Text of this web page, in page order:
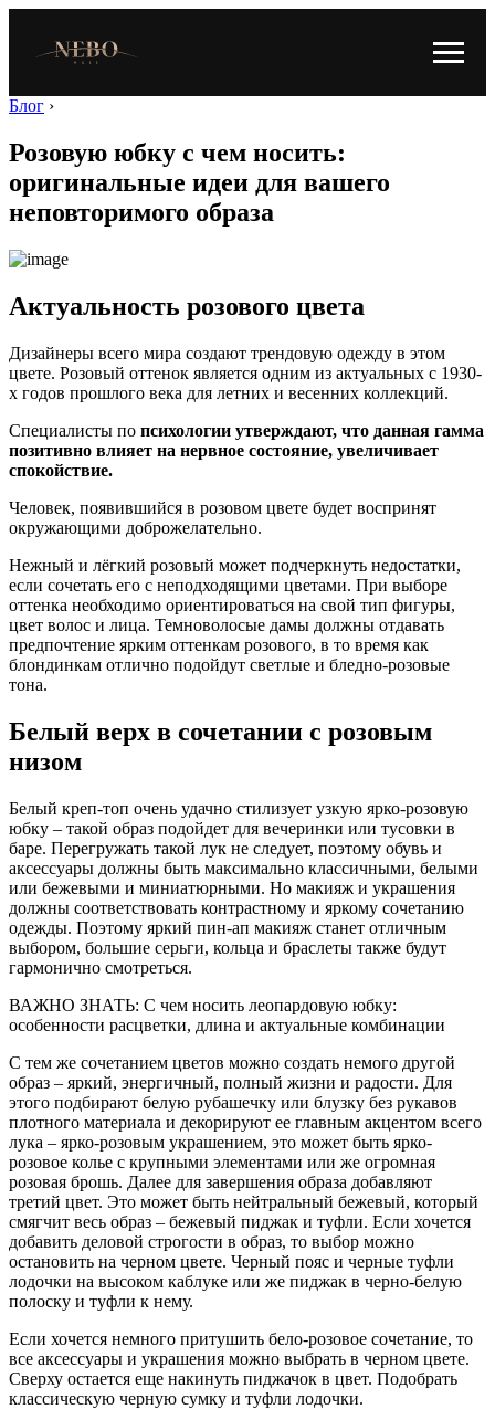
Блог ›
Розовую юбку с чем носить:
оригинальные идеи для вашего
неповторимого образа
Актуальность розового цвета
Дизайнеры всего мира создают трендовую одежду в этом
цвете. Розовый оттенок является одним из актуальных с 1930-
х годов прошлого века для летних и весенних коллекций.
Специалисты по психологии утверждают, что данная гамма
позитивно влияет на нервное состояние, увеличивает
спокойствие.
Человек, появившийся в розовом цвете будет воспринят
окружающими доброжелательно.
Нежный и лёгкий розовый может подчеркнуть недостатки,
если сочетать его с неподходящими цветами. При выборе
оттенка необходимо ориентироваться на свой тип фигуры,
цвет волос и лица. Темноволосые дамы должны отдавать
предпочтение ярким оттенкам розового, в то время как
блондинкам отлично подойдут светлые и бледно-розовые
тона.
Белый верх в сочетании с розовым
низом
Белый креп-топ очень удачно стилизует узкую ярко-розовую
юбку – такой образ подойдет для вечеринки или тусовки в
баре. Перегружать такой лук не следует, поэтому обувь и
аксессуары должны быть максимально классичными, белыми
или бежевыми и миниатюрными. Но макияж и украшения
должны соответствовать контрастному и яркому сочетанию
одежды. Поэтому яркий пин-ап макияж станет отличным
выбором, большие серьги, кольца и браслеты также будут
гармонично смотреться.
ВАЖНО ЗНАТЬ: С чем носить леопардовую юбку:
особенности расцветки, длина и актуальные комбинации
С тем же сочетанием цветов можно создать немого другой
образ – яркий, энергичный, полный жизни и радости. Для
этого подбирают белую рубашечку или блузку без рукавов
плотного материала и декорируют ее главным акцентом всего
лука – ярко-розовым украшением, это может быть ярко-
розовое колье с крупными элементами или же огромная
розовая брошь. Далее для завершения образа добавляют
третий цвет. Это может быть нейтральный бежевый, который
смягчит весь образ – бежевый пиджак и туфли. Если хочется
добавить деловой строгости в образ, то выбор можно
остановить на черном цвете. Черный пояс и черные туфли
лодочки на высоком каблуке или же пиджак в черно-белую
полоску и туфли к нему.
Если хочется немного притушить бело-розовое сочетание, то
все аксессуары и украшения можно выбрать в черном цвете.
Сверху остается еще накинуть пиджачок в цвет. Подобрать
классическую черную сумку и туфли лодочки.